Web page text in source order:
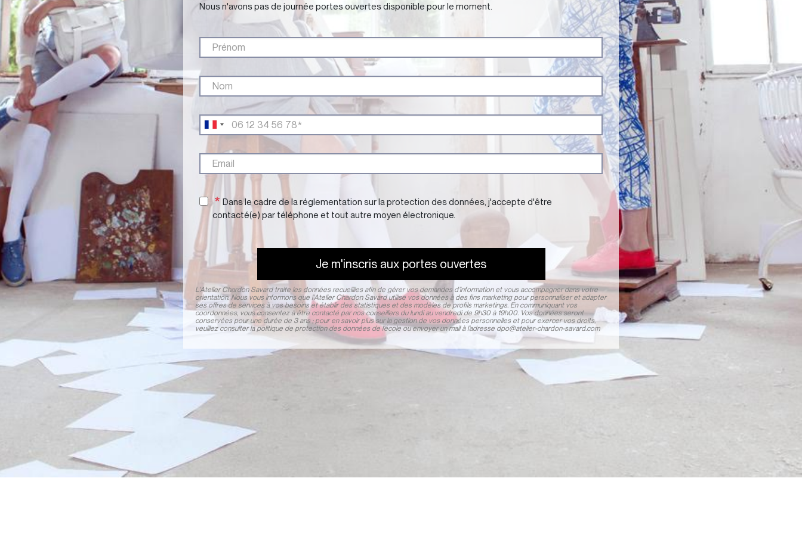
Nous n'avons pas de journée portes ouvertes disponible pour le moment.
Dans le cadre de la réglementation sur la protection des données, j'accepte d'être
contacté(e) par téléphone et tout autre moyen électronique.
Je m'inscris aux portes ouvertes
L'Atelier Chardon Savard traite les données recueillies afin de gérer vos demandes d’information et vous accompagner dans votre
orientation. Nous vous informons que l'Atelier Chardon Savard utilise vos données à des fins marketing pour personnaliser et adapter
ses offres de services à vos besoins et établir des statistiques et des modèles de profils marketings. En communiquant vos
coordonnées, vous consentez à être contacté par nos conseillers du lundi au vendredi de 9h30 à 19h00. Vos données seront
conservées pour une durée de 3 ans ; pour en savoir plus sur la gestion de vos données personnelles et pour exercer vos droits,
veuillez consulter la politique de protection des données de l’école ou envoyer un mail à l’adresse dpo@atelier-chardon-savard.com